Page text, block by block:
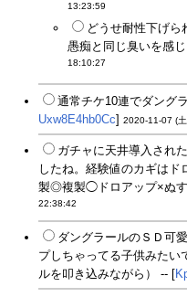
13:23:59
どうせ耐性下げら
愚痴と同じ臭いを感
18:10:27
通常チケ10連でダング
Uxw8E4hb0Cc] 2020-11-07 (
ガチャに天井導入され
したね。経験値のカギはド
製◎複製◯ドロアップ×ぬ
22:38:42
ダングラールのＳＤ可
プしちゃってる子供みたい
ルを叩き込みながら） -- [